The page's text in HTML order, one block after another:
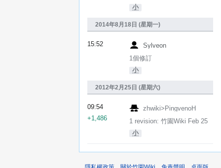
小
2014年8月18日 (星期一)
Sylveon
1個修訂
小
15:52
2012年2月25日 (星期六)
zhwiki>PingvenoH
1 revision: 竹園Wiki Feb 25
小
09:54
+1,486